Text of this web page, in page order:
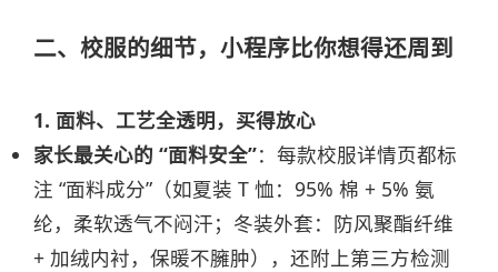
二、校服的细节，小程序比你想得还周到
1. 面料、工艺全透明，买得放心
家长最关心的 “面料安全”：每款校服详情页都标
注 “面料成分”（如夏装 T 恤：95% 棉 + 5% 氨
纶，柔软透气不闷汗；冬装外套：防风聚酯纤维
+ 加绒内衬，保暖不臃肿），还附上第三方检测